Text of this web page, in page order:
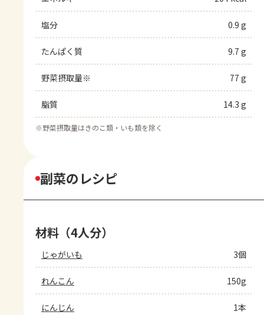
塩分 0.9 g
たんぱく質 9.7 g
野菜摂取量※ 77 g
脂質 14.3 g
※野菜摂取量はきのこ類・いも類を除く
副菜のレシピ
材料（4人分）
じゃがいも 3個
れんこん 150g
にんじん 1本